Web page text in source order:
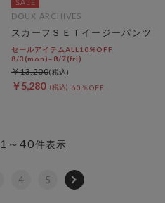
DOUX ARCHIVES
スカーフＳＥＴイージーパンツ
セールアイテムALL10%OFF
8/3(mon)~8/7(fri)
￥5,280 60％OFF
￥13,200
1～40件表示
4 5